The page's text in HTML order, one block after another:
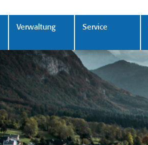
Verwaltung Service